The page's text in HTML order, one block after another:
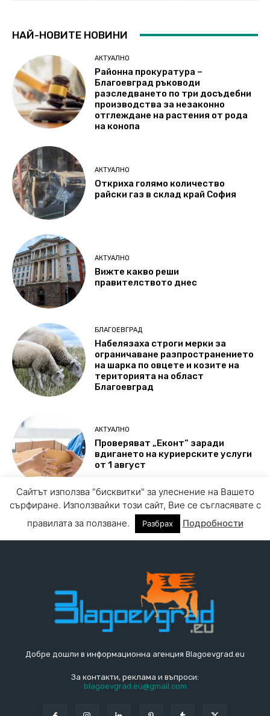
Добре дошли в информационна агенция Blagoevgrad.eu
За контакти, реклама и въпроси:
blagoevgrad.eu@gmail.com